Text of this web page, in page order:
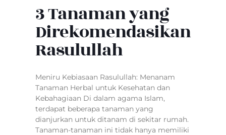
3 Tanaman yang
Direkomendasikan
Rasulullah
Meniru Kebiasaan Rasulullah: Menanam
Tanaman Herbal untuk Kesehatan dan
Kebahagiaan Di dalam agama Islam,
terdapat beberapa tanaman yang
dianjurkan untuk ditanam di sekitar rumah.
Tanaman-tanaman ini tidak hanya memiliki